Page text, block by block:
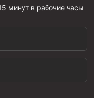
минут в рабочие часы